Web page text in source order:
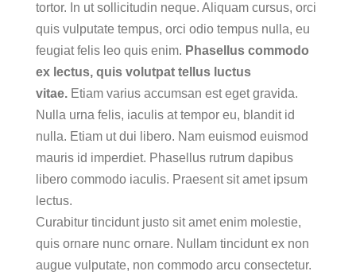
tortor. In ut sollicitudin neque. Aliquam cursus, orci
quis vulputate tempus, orci odio tempus nulla, eu
feugiat felis leo quis enim. Phasellus commodo
ex lectus, quis volutpat tellus luctus
vitae.Etiam varius accumsan est eget gravida.
Nulla urna felis, iaculis at tempor eu, blandit id
nulla. Etiam ut dui libero. Nam euismod euismod
mauris id imperdiet. Phasellus rutrum dapibus
libero commodo iaculis. Praesent sit amet ipsum
lectus.
Curabitur tincidunt justo sit amet enim molestie,
quis ornare nunc ornare. Nullam tincidunt ex non
augue vulputate, non commodo arcu consectetur.